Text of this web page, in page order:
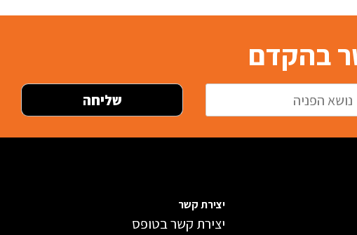
בהקדם
יצירת קשר
יצירת קשר בטופס